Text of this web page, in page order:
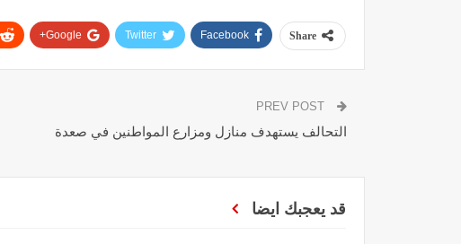
Share
Facebook
Twitter
Google+
التحالف يستهدف منازل ومزارع المواطنين في صعدة
قد يعجبك ايضا